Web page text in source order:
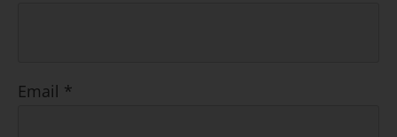
Email *